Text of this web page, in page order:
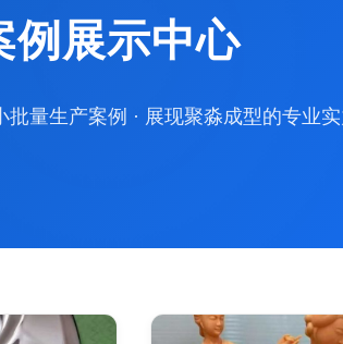
例展示中心
批量生产案例 · 展现聚淼成型的专业实